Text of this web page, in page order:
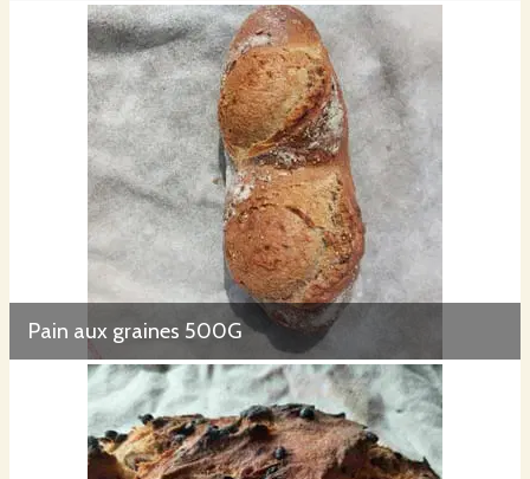
Pain aux graines 500G